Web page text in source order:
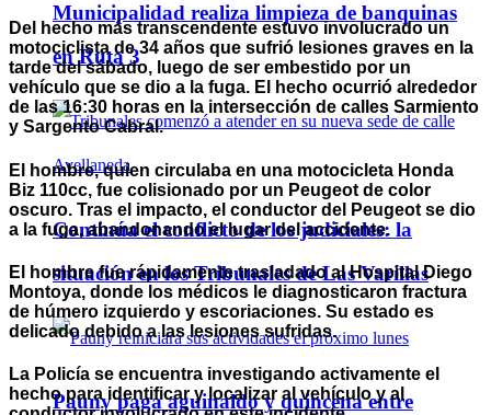
Municipalidad realiza limpieza de banquinas
en Ruta 3
Continúa el conflicto de los judiciales: la
situación en los Tribunales de Las Varillas
Pauny paga aguinaldo y quincena entre
Del hecho más transcendente estuvo involucrado un
motociclista de 34 años que sufrió lesiones graves en la
tarde del sábado, luego de ser embestido por un
vehículo que se dio a la fuga. El hecho ocurrió alrededor
de las 16:30 horas en la intersección de calles Sarmiento
y Sargento Cabral.
El hombre, quien circulaba en una motocicleta Honda
Biz 110cc, fue colisionado por un Peugeot de color
oscuro. Tras el impacto, el conductor del Peugeot se dio
a la fuga, abandonando el lugar del accidente.
El hombre fue rápidamente trasladado al Hospital Diego
Montoya, donde los médicos le diagnosticaron fractura
de húmero izquierdo y escoriaciones. Su estado es
delicado debido a las lesiones sufridas.
La Policía se encuentra investigando activamente el
hecho para identificar y localizar al vehículo y al